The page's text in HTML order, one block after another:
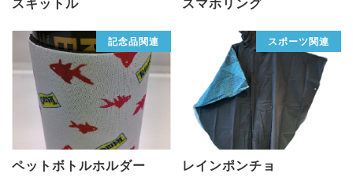
スキットル スマホリング
記念品関連
ペットボトルホルダー
スポーツ関連
レインポンチョ